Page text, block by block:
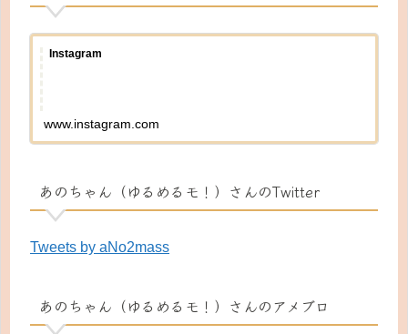
Instagram
www.instagram.com
あのちゃん（ゆるめるモ！）さんのTwitter
Tweets by aNo2mass
あのちゃん（ゆるめるモ！）さんのアメブロ